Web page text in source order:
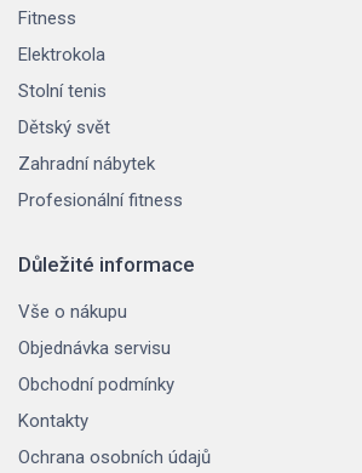
Fitness
Elektrokola
Stolní tenis
Dětský svět
Zahradní nábytek
Profesionální fitness
Důležité informace
Vše o nákupu
Objednávka servisu
Obchodní podmínky
Kontakty
Ochrana osobních údajů